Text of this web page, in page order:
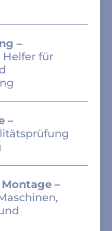
–
Helfer für
–
–